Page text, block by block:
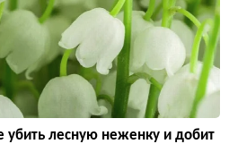
лесную неженку и добит